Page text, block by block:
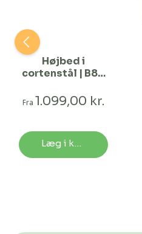
Højbed i
cortenstål | B80
Fra 1.099,00 kr.
Læg i kurv